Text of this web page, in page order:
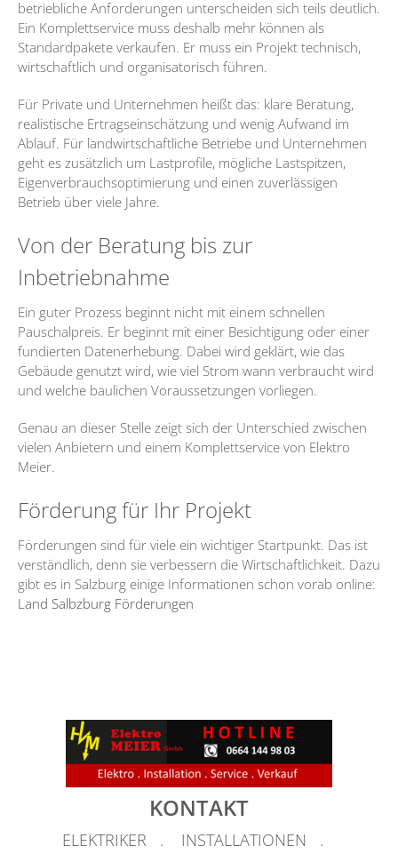
betriebliche Anforderungen unterscheiden sich teils deutlich.
Ein Komplettservice muss deshalb mehr können als
Standardpakete verkaufen. Er muss ein Projekt technisch,
wirtschaftlich und organisatorisch führen.
Für Private und Unternehmen heißt das: klare Beratung,
realistische Ertragseinschätzung und wenig Aufwand im
Ablauf. Für landwirtschaftliche Betriebe und Unternehmen
geht es zusätzlich um Lastprofile, mögliche Lastspitzen,
Eigenverbrauchsoptimierung und einen zuverlässigen
Betrieb über viele Jahre.
Von der Beratung bis zur
Inbetriebnahme
Ein guter Prozess beginnt nicht mit einem schnellen
Pauschalpreis. Er beginnt mit einer Besichtigung oder einer
fundierten Datenerhebung. Dabei wird geklärt, wie das
Gebäude genutzt wird, wie viel Strom wann verbraucht wird
und welche baulichen Voraussetzungen vorliegen.
Genau an dieser Stelle zeigt sich der Unterschied zwischen
vielen Anbietern und einem Komplettservice von Elektro
Meier.
Förderung für Ihr Projekt
Förderungen sind für viele ein wichtiger Startpunkt. Das ist
verständlich, denn sie verbessern die Wirtschaftlichkeit. Dazu
gibt es in Salzburg einige Informationen schon vorab online:
Land Salbzburg Förderungen
KONTAKT
ELEKTRIKER . INSTALLATIONEN .